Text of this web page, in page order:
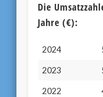
Die
Jahre (€):
2024
2023
2022